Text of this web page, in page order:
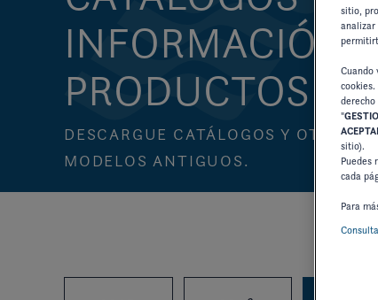
INFORMACIÓN
PRODUCTOS
DESCARGUE CATÁLOGOS Y OTROS
MODELOS ANTIGUOS.
sitio,
analizar
Cuando
"
sitio).
Puedes
cada
Para